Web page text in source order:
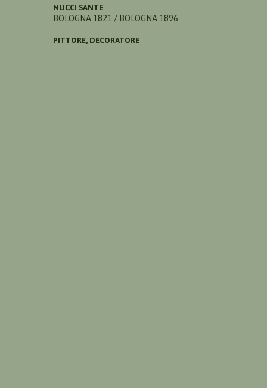
NUCCI SANTE
BOLOGNA 1821 / BOLOGNA 1896
PITTORE, DECORATORE